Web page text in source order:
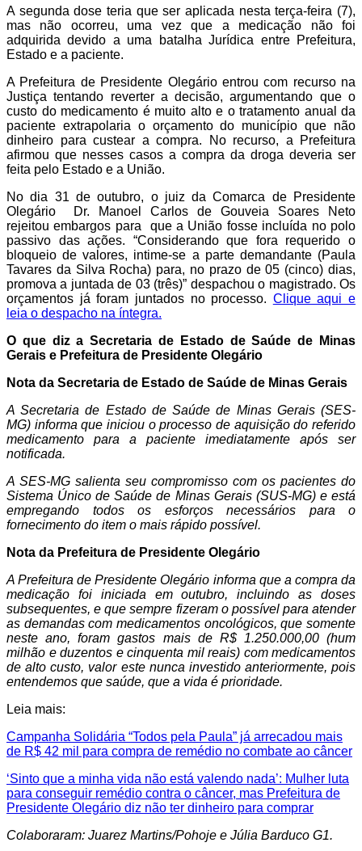
A segunda dose teria que ser aplicada nesta terça-feira (7),
mas não ocorreu, uma vez que a medicação não foi
adquirida devido a uma batalha Jurídica entre Prefeitura,
Estado e a paciente.
A Prefeitura de Presidente Olegário entrou com recurso na
Justiça tentando reverter a decisão, argumentando que o
custo do medicamento é muito alto e o tratamento anual da
paciente extrapolaria o orçamento do município que não
dinheiro para custear a compra. No recurso, a Prefeitura
afirmou que nesses casos a compra da droga deveria ser
feita pelo Estado e a União.
No dia 31 de outubro, o juiz da Comarca de Presidente
Olegário Dr. Manoel Carlos de Gouveia Soares Neto
rejeitou embargos para que a União fosse incluída no polo
passivo das ações. “Considerando que fora requerido o
bloqueio de valores, intime-se a parte demandante (Paula
Tavares da Silva Rocha) para, no prazo de 05 (cinco) dias,
promova a juntada de 03 (três)” despachou o magistrado. Os
orçamentos já foram juntados no processo. Clique aqui e
leia o despacho na íntegra.
O que diz a Secretaria de Estado de Saúde de Minas
Gerais e Prefeitura de Presidente Olegário
Nota da Secretaria de Estado de Saúde de Minas Gerais
A Secretaria de Estado de Saúde de Minas Gerais (SES-
MG) informa que iniciou o processo de aquisição do referido
medicamento para a paciente imediatamente após ser
notificada.
A SES-MG salienta seu compromisso com os pacientes do
Sistema Único de Saúde de Minas Gerais (SUS-MG) e está
empregando todos os esforços necessários para o
fornecimento do item o mais rápido possível.
Nota da Prefeitura de Presidente Olegário
A Prefeitura de Presidente Olegário informa que a compra da
medicação foi iniciada em outubro, incluindo as doses
subsequentes, e que sempre fizeram o possível para atender
as demandas com medicamentos oncológicos, que somente
neste ano, foram gastos mais de R$ 1.250.000,00 (hum
milhão e duzentos e cinquenta mil reais) com medicamentos
de alto custo, valor este nunca investido anteriormente, pois
entendemos que saúde, que a vida é prioridade.
Leia mais:
Campanha Solidária “Todos pela Paula” já arrecadou mais
de R$ 42 mil para compra de remédio no combate ao câncer
‘Sinto que a minha vida não está valendo nada’: Mulher luta
para conseguir remédio contra o câncer, mas Prefeitura de
Presidente Olegário diz não ter dinheiro para comprar
Colaboraram: Juarez Martins/Pohoje e Júlia Barduco G1.